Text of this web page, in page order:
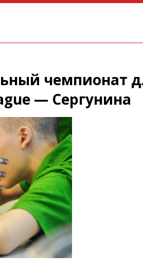
чемпионат
— Сергунина